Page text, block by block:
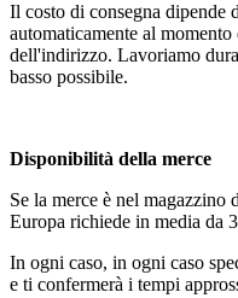
Il costo di consegna dipende
automaticamente al
dell'indirizzo. Lavoriamo
basso possibile.
Disponibilità della merce
Se la merce è nel magazzino
Europa richiede in media da
In ogni caso, in ogni caso
e ti confermerà i tempi